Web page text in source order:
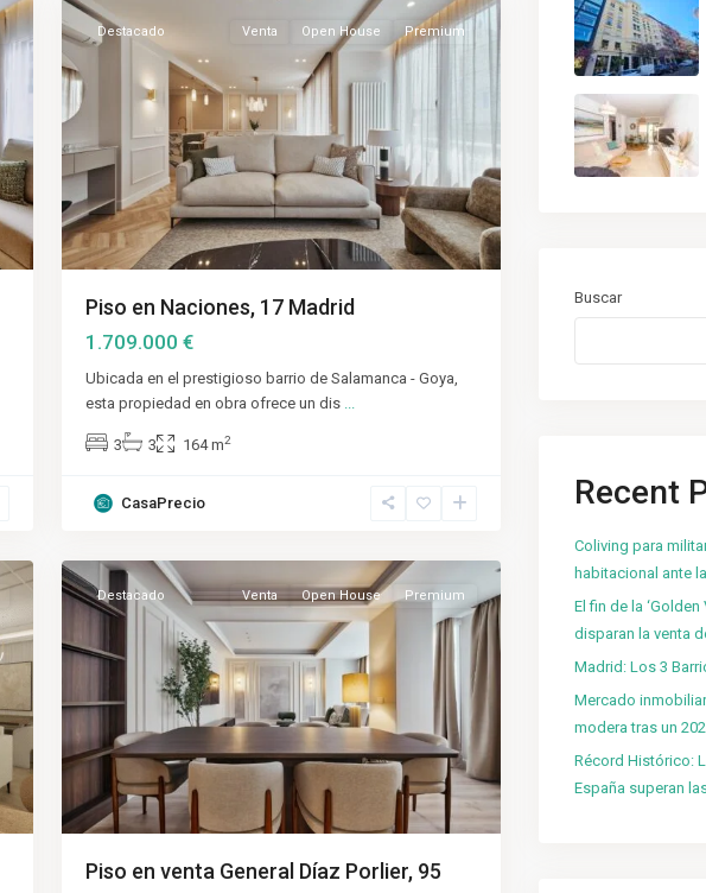
Destacado Venta Open House Premium
Piso en Naciones, 17 Madrid
1.709.000 €
Ubicada en el prestigioso barrio de Salamanca - Goya,
esta propiedad en obra ofrece un dis ...
3 3 164 m2
CasaPrecio
Salamanca,
Destacado Venta Open House Premium
Piso en venta General Díaz Porlier, 95
Buscar
Recent
Coliving para
habitacional ante
El fin de la
disparan la venta
Madrid: Los 3
Mercado
modera tras un
Récord Histórico:
España superan